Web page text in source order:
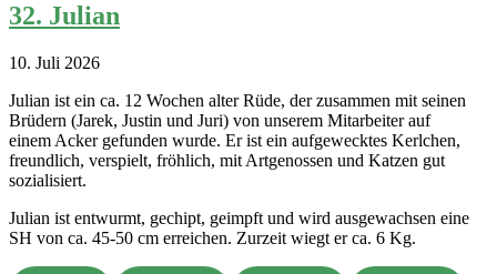
32. Julian
10. Juli 2026
Julian ist ein ca. 12 Wochen alter Rüde, der zusammen mit seinen
Brüdern (Jarek, Justin und Juri) von unserem Mitarbeiter auf
einem Acker gefunden wurde. Er ist ein aufgewecktes Kerlchen,
freundlich, verspielt, fröhlich, mit Artgenossen und Katzen gut
sozialisiert.
Julian ist entwurmt, gechipt, geimpft und wird ausgewachsen eine
SH von ca. 45-50 cm erreichen. Zurzeit wiegt er ca. 6 Kg.